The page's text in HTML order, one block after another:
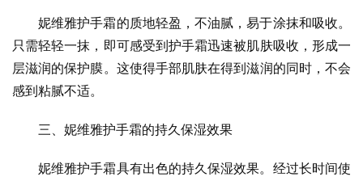
妮维雅护手霜的质地轻盈，不油腻，易于涂抹和吸收。
只需轻轻一抹，即可感受到护手霜迅速被肌肤吸收，形成一
层滋润的保护膜。这使得手部肌肤在得到滋润的同时，不会
感到粘腻不适。
三、妮维雅护手霜的持久保湿效果
妮维雅护手霜具有出色的持久保湿效果。经过长时间使